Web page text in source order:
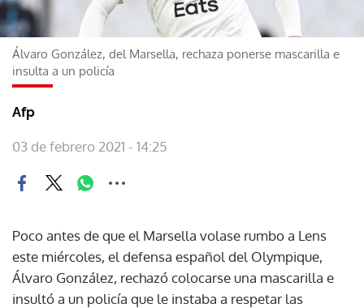
Álvaro González, del Marsella, rechaza ponerse mascarilla e
insulta a un policía
Afp
03 de febrero 2021 - 14:25
Poco antes de que el Marsella volase rumbo a Lens
este miércoles, el defensa español del Olympique,
Álvaro González, rechazó colocarse una mascarilla e
insultó a un policía que le instaba a respetar las